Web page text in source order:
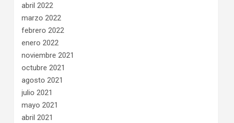
abril 2022
marzo 2022
febrero 2022
enero 2022
noviembre 2021
octubre 2021
agosto 2021
julio 2021
mayo 2021
abril 2021